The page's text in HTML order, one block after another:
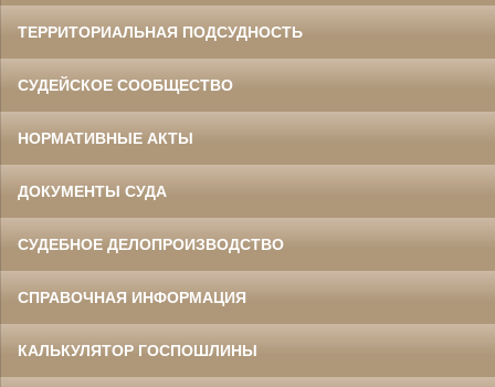
ТЕРРИТОРИАЛЬНАЯ ПОДСУДНОСТЬ
СУДЕЙСКОЕ СООБЩЕСТВО
НОРМАТИВНЫЕ АКТЫ
ДОКУМЕНТЫ СУДА
СУДЕБНОЕ ДЕЛОПРОИЗВОДСТВО
СПРАВОЧНАЯ ИНФОРМАЦИЯ
КАЛЬКУЛЯТОР ГОСПОШЛИНЫ